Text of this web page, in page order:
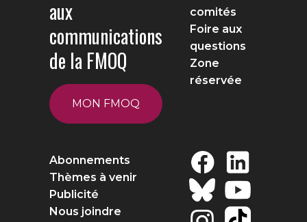
aux
communications
de la FMOQ
MON FMOQ
comités
Foire aux
questions
Zone
réservée
Abonnements
Thèmes à venir
Publicité
Nous joindre